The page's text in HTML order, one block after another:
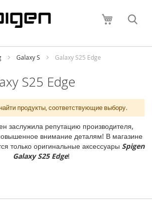
Моя
Galaxy S Galaxy S25 Edge
S25 Edge
продукты, соответствующие выбору.
заслужила репутацию производителя,
внимание деталям! В магазине
только оригинальные аксессуары Spigen
Galaxy S25 Edge!